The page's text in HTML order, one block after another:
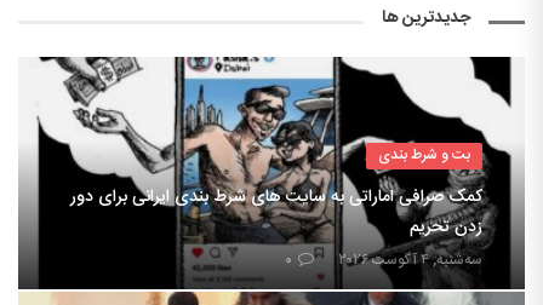
جدیدترین ها
بت و شرط بندی
کمک صرافی اماراتی به سایت های شرط بندی ایرانی برای دور
زدن تحریم
سه‌شنبه, ۴ آگوست ۲۰۲۶ ۰